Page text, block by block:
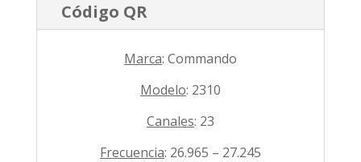
Código QR
Marca: Commando
Modelo: 2310
Canales: 23
Frecuencia: 26.965 – 27.245